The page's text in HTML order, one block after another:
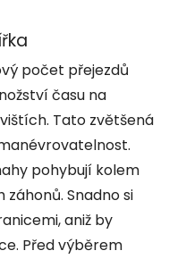
počet přejezdů
času na
Tato zvětšená
pohybují kolem
Snadno si
aniž by
Před výběrem